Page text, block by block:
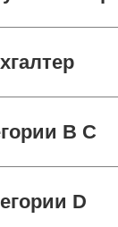
B C
D